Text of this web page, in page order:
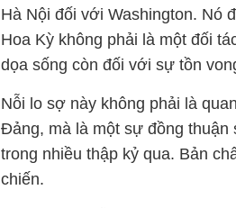
Hà Nội đối với Washington. Nó
Hoa Kỳ không phải là một đối
dọa sống còn đối với sự tồn
Nỗi lo sợ này không phải là
Đảng, mà là một sự đồng thuận
trong nhiều thập kỷ qua. Bản
chiến.